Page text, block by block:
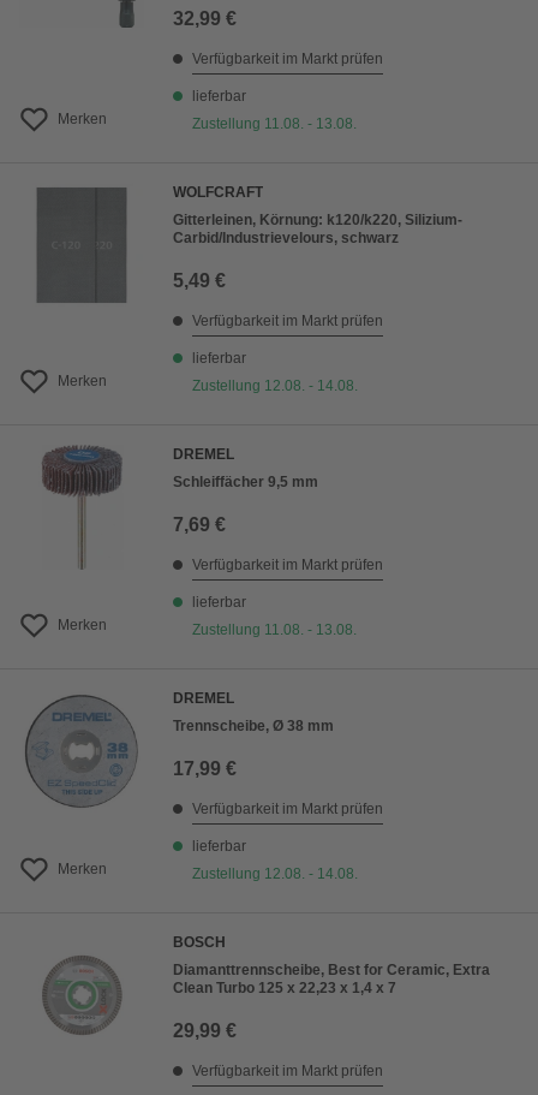
Merken
32,99 €
Verfügbarkeit im Markt prüfen
lieferbar
Zustellung 11.08. - 13.08.
Merken
WOLFCRAFT
Gitterleinen, Körnung: k120/k220, Silizium-
Carbid/Industrievelours, schwarz
5,49 €
Verfügbarkeit im Markt prüfen
lieferbar
Zustellung 12.08. - 14.08.
Merken
DREMEL
Schleiffächer 9,5 mm
7,69 €
Verfügbarkeit im Markt prüfen
lieferbar
Zustellung 11.08. - 13.08.
Merken
DREMEL
Trennscheibe, Ø 38 mm
17,99 €
Verfügbarkeit im Markt prüfen
lieferbar
Zustellung 12.08. - 14.08.
BOSCH
Diamanttrennscheibe, Best for Ceramic, Extra
Clean Turbo 125 x 22,23 x 1,4 x 7
29,99 €
Verfügbarkeit im Markt prüfen